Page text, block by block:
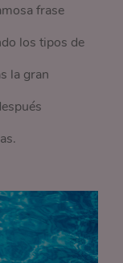
frase
los tipos de
la gran